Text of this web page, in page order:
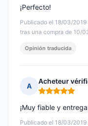
Publicado el 18/03/2019
tras una compra de 10/
¡Perfecto!
Opinión traducida
A
Acheteur
Nota: 5 de 5
Publicado el 18/03/2019
¡Muy fiable y